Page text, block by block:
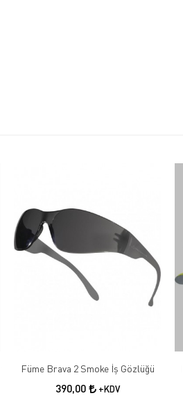
Füme Brava 2 Smoke İş Gözlüğü
390,00 +KDV